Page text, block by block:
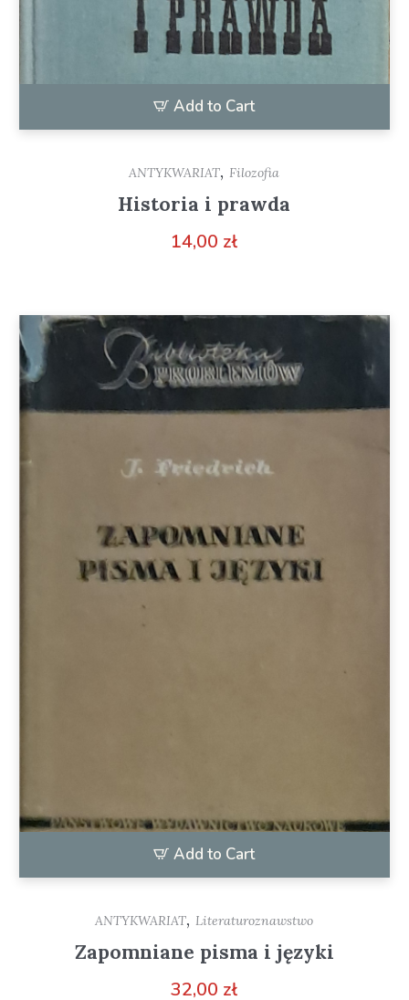
Add to Cart
ANTYKWARIAT, Filozofia
Historia i prawda
14,00 zł
Add to Cart
ANTYKWARIAT, Literaturoznawstwo
Zapomniane pisma i języki
32,00 zł